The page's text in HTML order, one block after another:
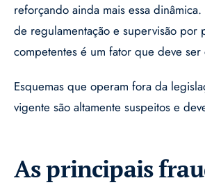
reforçando ainda mais essa
de regulamentação e supervisão por
competentes é um fator que deve ser
Esquemas que operam fora da
vigente são altamente suspeitos e
As principais